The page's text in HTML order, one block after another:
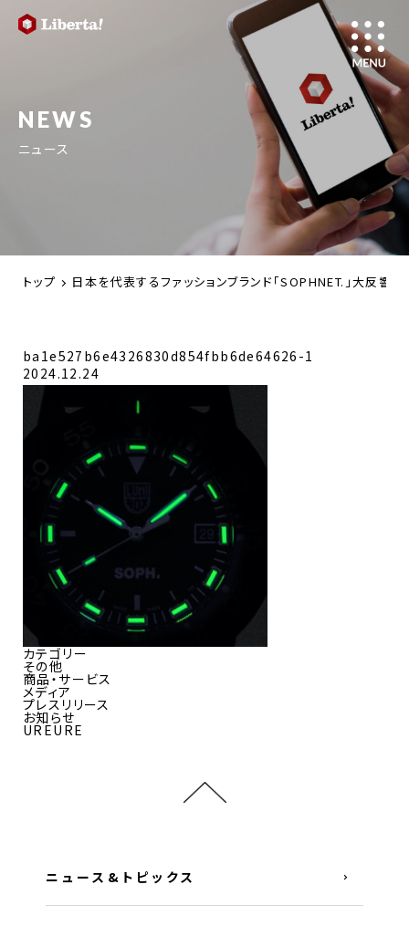
NEWS
ニュース
トップ 日本を代表するファッションブランド「SOPHNET.」大反響
ba1e527b6e4326830d854fbb6de64626-1
2024.12.24
カテゴリー
その他
商品・サービス
メディア
プレスリリース
お知らせ
UREURE
ニュース&トピックス